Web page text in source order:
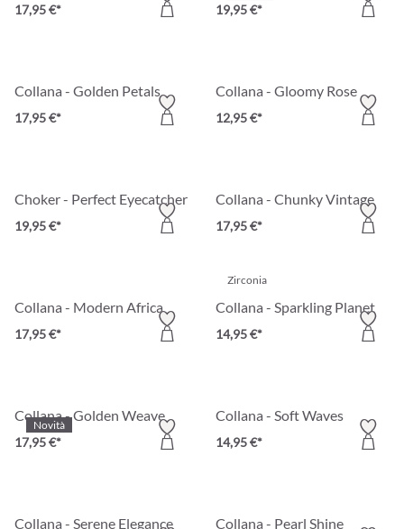
17,95 €* 19,95 €*
Collana - Golden Petals
17,95 €*
Collana - Gloomy Rose
12,95 €*
Choker - Perfect Eyecatcher
19,95 €*
Collana - Chunky Vintage
17,95 €*
Collana - Modern Africa
17,95 €*
Zirconia
Collana - Sparkling Planet
14,95 €*
Novità
Collana - Golden Weave
17,95 €*
Collana - Soft Waves
14,95 €*
Collana - Serene Elegance Collana - Pearl Shine